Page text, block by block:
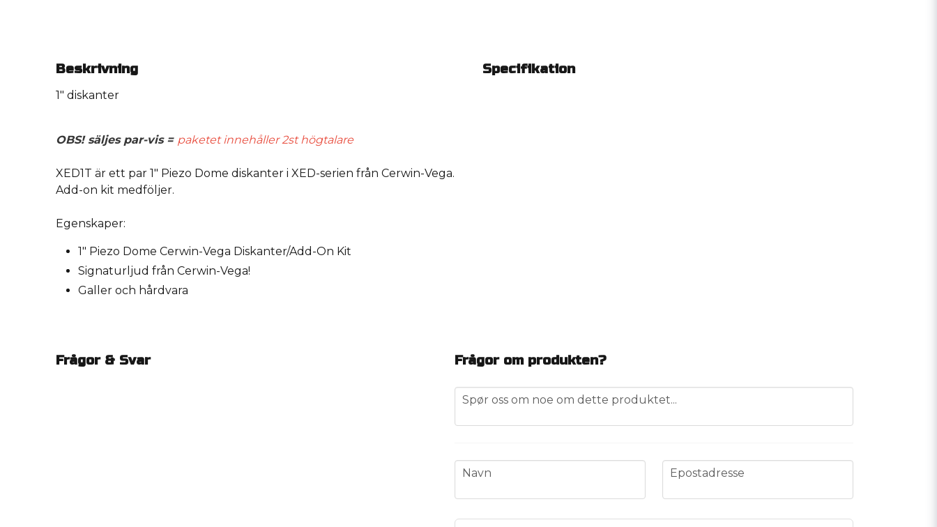
Beskrivning
1" diskanter
OBS! säljes par-vis = paketet innehåller 2st högtalare
XED1T är ett par 1" Piezo Dome diskanter i XED-serien från Cerwin-Vega.
Add-on kit medföljer.
Egenskaper:
1" Piezo Dome Cerwin-Vega Diskanter/Add-On Kit
Signaturljud från Cerwin-Vega!
Galler och hårdvara
Specifikation
Frågor & Svar Frågor om produkten?
question
Spør oss om noe om dette produktet...
name
Navn email
Epostadresse